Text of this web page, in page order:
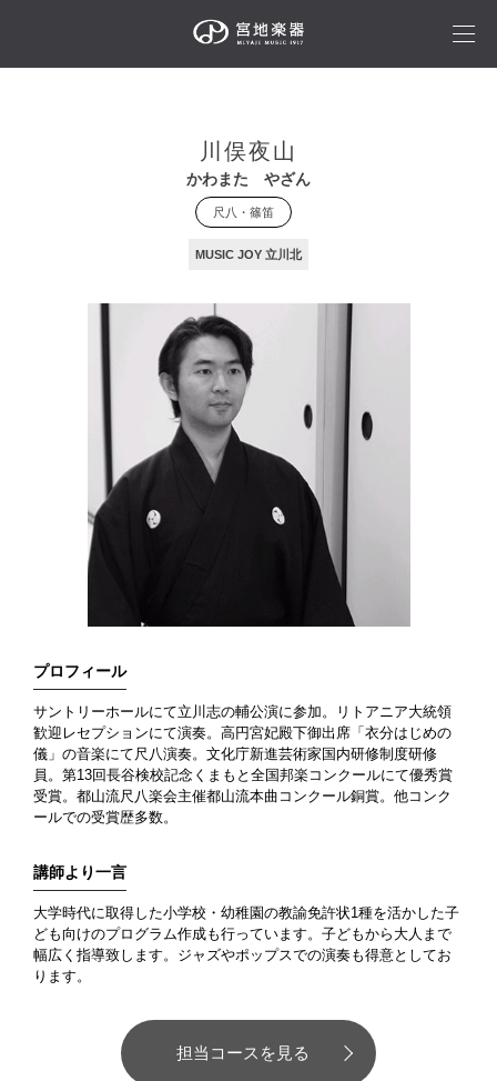
川俣夜山
かわまた やざん
尺八・篠笛
MUSIC JOY 立川北
プロフィール
サントリーホールにて立川志の輔公演に参加。リトアニア大統領
歓迎レセプションにて演奏。高円宮妃殿下御出席「衣分はじめの
儀」の音楽にて尺八演奏。文化庁新進芸術家国内研修制度研修
員。第13回長谷検校記念くまもと全国邦楽コンクールにて優秀賞
受賞。都山流尺八楽会主催都山流本曲コンクール銅賞。他コンク
ールでの受賞歴多数。
講師より一言
大学時代に取得した小学校・幼稚園の教諭免許状1種を活かした子
ども向けのプログラム作成も行っています。子どもから大人まで
幅広く指導致します。ジャズやポップスでの演奏も得意としてお
ります。
担当コースを見る